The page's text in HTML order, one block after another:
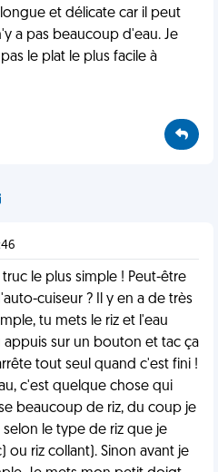
et délicate car il peut
a pas beaucoup d'eau. Je
le plat le plus facile à
truc le plus simple ! Peut-être
cuiseur ? Il y en a de très
tu mets le riz et l'eau
appuis sur un bouton et tac ça
tout seul quand c'est fini !
c'est quelque chose qui
beaucoup de riz, du coup je
selon le type de riz que je
ou riz collant). Sinon avant je